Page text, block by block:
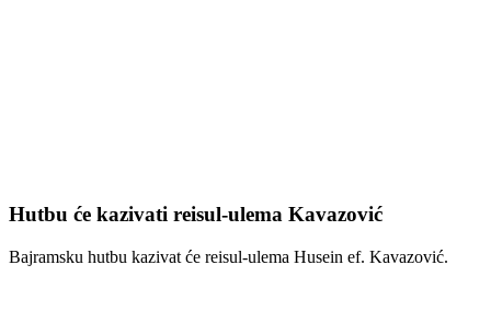
Hutbu će kazivati reisul-ulema Kavazović
Bajramsku hutbu kazivat će reisul-ulema Husein ef. Kavazović.